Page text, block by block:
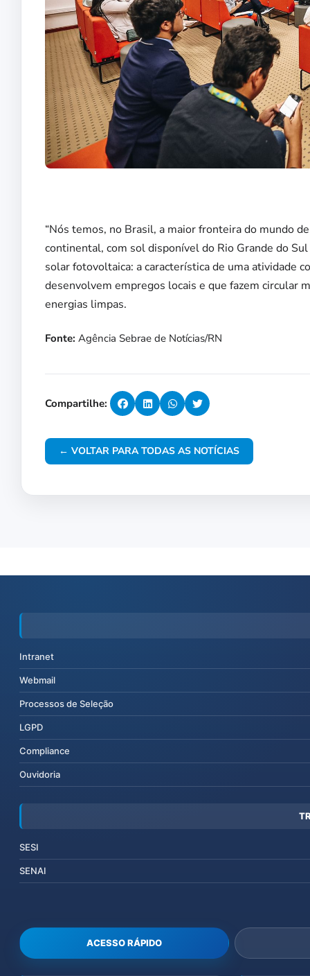
“Nós temos, no Brasil, a maior fronteira do mundo
continental, com sol disponível do Rio Grande do
solar fotovoltaica: a característica de uma atividade
desenvolvem empregos locais e que fazem circular
energias limpas.
Fonte: Agência Sebrae de Notícias/RN
Compartilhe:
← VOLTAR PARA TODAS AS NOTÍCIAS
Intranet
Webmail
Processos de Seleção
LGPD
Compliance
Ouvidoria
SESI
SENAI
ACESSO RÁPIDO